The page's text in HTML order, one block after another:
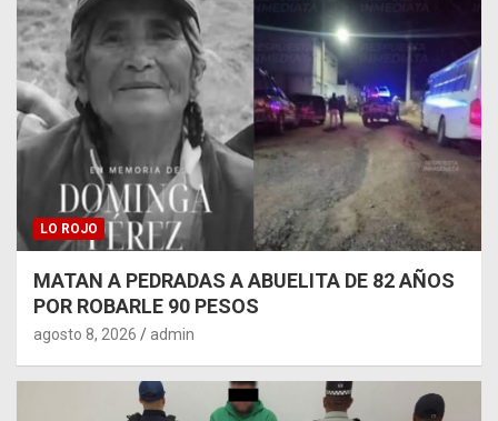
LO ROJO
MATAN A PEDRADAS A ABUELITA DE 82 AÑOS
POR ROBARLE 90 PESOS
agosto 8, 2026 admin